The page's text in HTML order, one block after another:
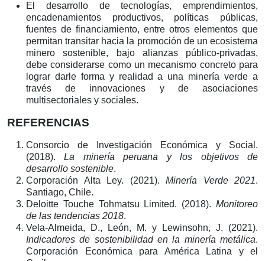
El desarrollo de tecnologías, emprendimientos,
encadenamientos productivos, políticas públicas,
fuentes de financiamiento, entre otros elementos que
permitan transitar hacia la promoción de un ecosistema
minero sostenible, bajo alianzas público-privadas,
debe considerarse como un mecanismo concreto para
lograr darle forma y realidad a una minería verde a
través de innovaciones y de asociaciones
multisectoriales y sociales.
REFERENCIAS
Consorcio de Investigación Económica y Social.
(2018).La minería peruana y los objetivos de
desarrollo sostenible.
Corporación Alta Ley. (2021). Minería Verde 2021.
Santiago, Chile.
Deloitte Touche Tohmatsu Limited. (2018). Monitoreo
de las tendencias 2018.
Vela-Almeida, D., León, M. y Lewinsohn, J. (2021).
Indicadores de sostenibilidad en la minería metálica.
Corporación Económica para América Latina y el